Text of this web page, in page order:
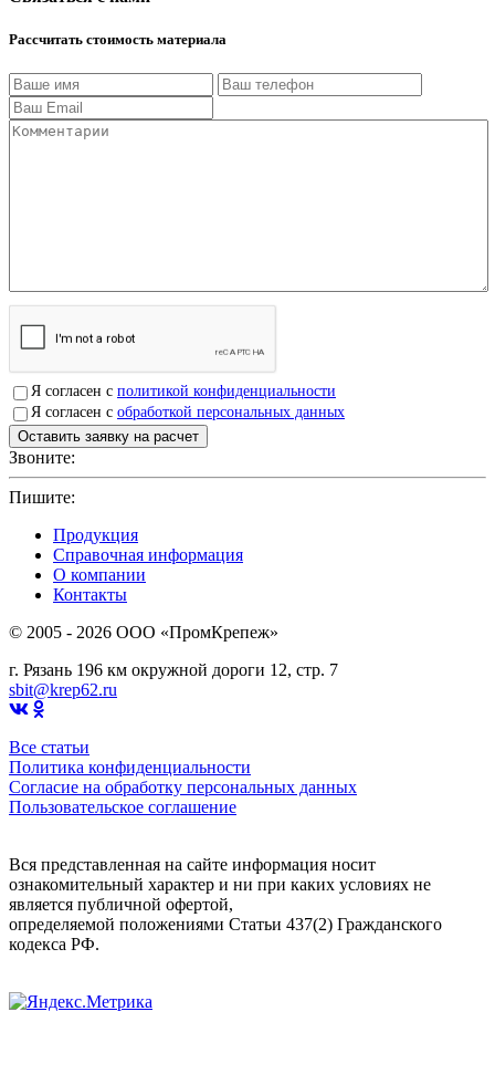
Рассчитать стоимость материала
Я согласен с политикой конфиденциальности
Я согласен с обработкой персональных данных
Звоните:
Пишите:
Продукция
Справочная информация
О компании
Контакты
© 2005 - 2026 OOO «ПромКрепеж»
г. Рязань 196 км окружной дороги 12, стр. 7
sbit@krep62.ru
Все статьи
Политика конфиденциальности
Согласие на обработку персональных данных
Пользовательское соглашение
Вся представленная на сайте информация носит
ознакомительный характер и ни при каких условиях не
является публичной офертой,
определяемой положениями Статьи 437(2) Гражданского
кодекса РФ.